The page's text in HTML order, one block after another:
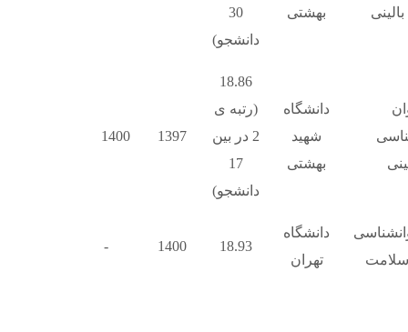
بالینی
بهشتی
30
دانشجو)
دانشگاه
شهید
بهشتی
18.86
(رتبه ی
2 در بین
17
دانشجو)
1397
1400
سلامت
دانشگاه
تهران
18.93
1400
-